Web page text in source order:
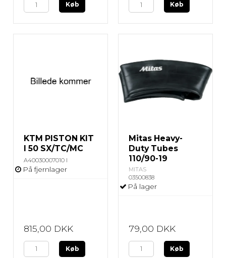
Køb Køb
KTM PISTON KIT
I 50 SX/TC/MC
A40030007010 I
På fjernlager
815,00 DKK
Køb
Mitas Heavy-
Duty Tubes
110/90-19
MITAS
03500838
På lager
79,00 DKK
Køb